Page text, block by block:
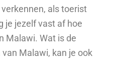
als toerist
je jezelf vast af hoe
Malawi. Wat is de
Malawi, kan je ook